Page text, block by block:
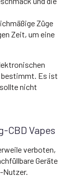
Züge
Zeit, um eine
bestimmt. Es ist
nicht
CBD Vapes
verboten,
Geräte
Nutzer.